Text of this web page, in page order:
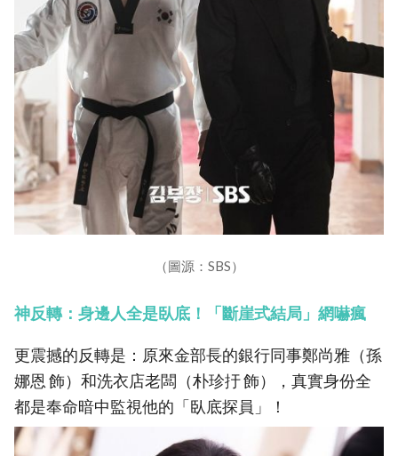
（圖源：SBS）
神反轉：身邊人全是臥底！「斷崖式結局」網嚇瘋
更震撼的反轉是：原來金部長的銀行同事鄭尚雅（孫
娜恩 飾）和洗衣店老闆（朴珍扜 飾），真實身份全
都是奉命暗中監視他的「臥底探員」！